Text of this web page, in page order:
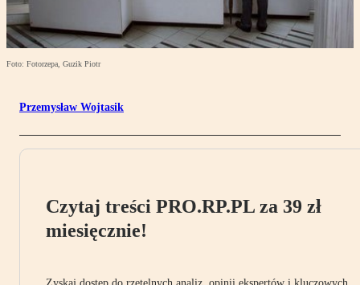
Foto: Fotorzepa, Guzik Piotr
Przemysław Wojtasik
Czytaj treści PRO.RP.PL za 39 zł
miesięcznie!